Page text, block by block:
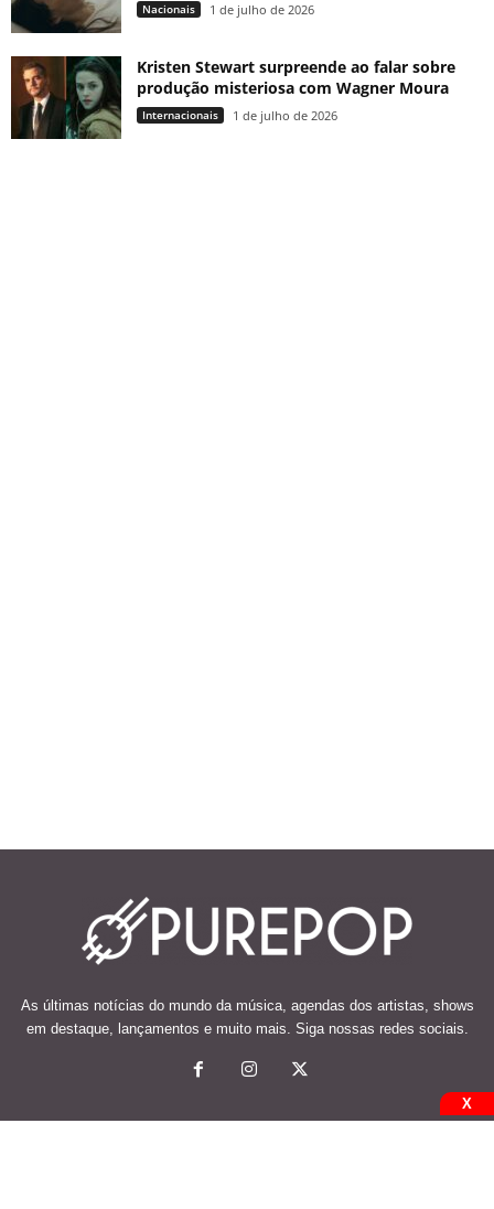
Nacionais 1 de julho de 2026
Kristen Stewart surpreende ao falar sobre
produção misteriosa com Wagner Moura
Internacionais 1 de julho de 2026
As últimas notícias do mundo da música, agendas dos artistas, shows
em destaque, lançamentos e muito mais. Siga nossas redes sociais.
X